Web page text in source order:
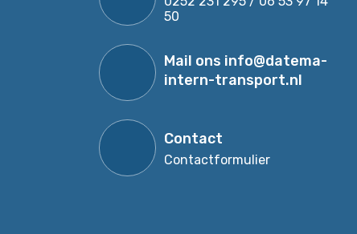
50
Mail ons info@datema-
intern-transport.nl
Contact
Contactformulier